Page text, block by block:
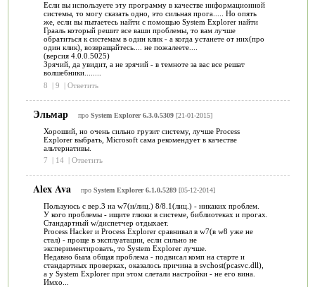
Если вы используете эту программу в качестве информационной
системы, то могу сказать одно, это сильная прога..... Но опять
же, если вы пытаетесь найти с помощью System Explorer найти
Грааль который решит все ваши проблемы, то вам лучше
обратиться к системам в один клик - а когда устанете от них(про
один клик), возвращайтесь.... не пожалеете....
(версия 4.0.0.5025)
Зрячий, да увидит, а не зрячий - в темноте за вас все решат
волшебники........
8
| 9 | Ответить
Эльмар про System Explorer 6.3.0.5309[21-01-2015]
Хороший, но очень сильно грузит систему, лучше Process
Explorer выбрать, Microsoft сама рекомендует в качестве
альтернативы.
7
| 14 | Ответить
Alex Ava про System Explorer 6.1.0.5289[05-12-2014]
Пользуюсь с вер.3 на w7(н/лиц.) 8/8.1(лиц.) - никаких проблем.
У кого проблемы - ищите глюки в системе, библиотеках и прогах.
Стандартный w/диспетчер отдыхает.
Process Hacker и Process Explorer сравнивал в w7(в w8 уже не
стал) - проще в эксплуатации, если сильно не
экспериментировать, то System Explorer лучше.
Недавно была общая проблема - подвисал комп на старте и
стандартных проверках, оказалось причина в svchost(pcasvc.dll),
а у System Explorer при этом слетали настройки - не его вина.
Имхо...